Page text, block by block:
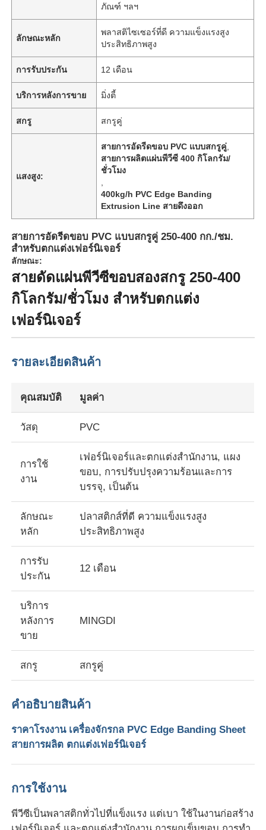
หน้าแรก
สินค้า
เกี่ยวกับเรา
การควบคุมคุณภาพ
ติดต่อเรา
ข่าว
กรณี
ขอทุน
สายดึงแผ่นสัตว์เลี้ยง
ภัณฑ์ ฯลฯ
ลักษณะหลัก
พลาสติไซเซอร์ที่ดี ความแข็งแรงสูง
ประสิทธิภาพสูง
การรับประกัน 12 เดือน
บริการหลังการขาย มิ่งตี้
สกรู สกรูคู่
แสงสูง:
สายการอัดรีดขอบ PVC แบบสกรูคู่
สายการผลิตแผ่นพีวีซี 400 กิโลกรัม/
ชั่วโมง
400kg/h PVC Edge Banding
Extrusion Line สายดึงออก
สายการอัดรีดขอบ PVC แบบสกรูคู่ 250-400 กก./ชม.
สำหรับตกแต่งเฟอร์นิเจอร์
ลักษณะ:
สายดัดแผ่นพีวีซีขอบสองสกรู 250-400
กิโลกรัม/ชั่วโมง สําหรับตกแต่ง
เฟอร์นิเจอร์
รายละเอียดสินค้า
คุณสมบัติ มูลค่า
วัสดุ PVC
การใช้
งาน
เฟอร์นิเจอร์และตกแต่งสํานักงาน, แผง
ขอบ, การปรับปรุงความร้อนและการ
บรรจุ, เป็นต้น
ลักษณะ
หลัก
ปลาสติกส์ที่ดี ความแข็งแรงสูง
ประสิทธิภาพสูง
การรับ
ประกัน
12 เดือน
บริการ
หลังการ
ขาย
MINGDI
สกรู สกรูคู่
คําอธิบายสินค้า
ราคาโรงงาน เครื่องจักรกล PVC Edge Banding Sheet
สายการผลิต ตกแต่งเฟอร์นิเจอร์
การใช้งาน
พีวีซีเป็นพลาสติกทั่วไปที่แข็งแรง แต่เบา ใช้ในงานก่อสร้าง